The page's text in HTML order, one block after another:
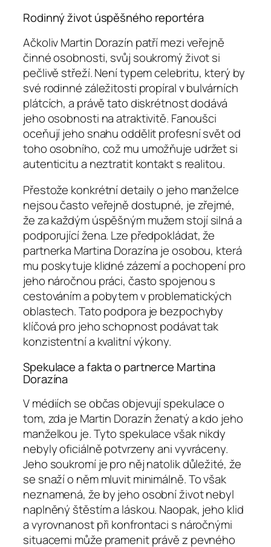
Rodinný život úspěšného reportéra
Ačkoliv Martin Dorazín patří mezi veřejně
činné osobnosti, svůj soukromý život si
pečlivě střeží. Není typem celebritu, který by
své rodinné záležitosti propíral v bulvárních
plátcích, a právě tato diskrétnost dodává
jeho osobnosti na atraktivitě. Fanoušci
oceňují jeho snahu oddělit profesní svět od
toho osobního, což mu umožňuje udržet si
autenticitu a neztratit kontakt s realitou.
Přestože konkrétní detaily o jeho manželce
nejsou často veřejně dostupné, je zřejmé,
že za každým úspěšným mužem stojí silná a
podporující žena. Lze předpokládat, že
partnerka Martina Dorazína je osobou, která
mu poskytuje klidné zázemí a pochopení pro
jeho náročnou práci, často spojenou s
cestováním a pobytem v problematických
oblastech. Tato podpora je bezpochyby
klíčová pro jeho schopnost podávat tak
konzistentní a kvalitní výkony.
Spekulace a fakta o partnerce Martina
Dorazína
V médiích se občas objevují spekulace o
tom, zda je Martin Dorazín ženatý a kdo jeho
manželkou je. Tyto spekulace však nikdy
nebyly oficiálně potvrzeny ani vyvráceny.
Jeho soukromí je pro něj natolik důležité, že
se snaží o něm mluvit minimálně. To však
neznamená, že by jeho osobní život nebyl
naplněný štěstím a láskou. Naopak, jeho klid
a vyrovnanost při konfrontaci s náročnými
situacemi může pramenit právě z pevného